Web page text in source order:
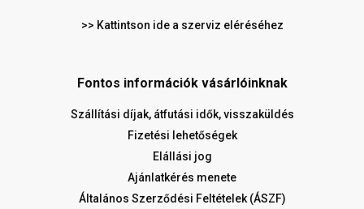
>> Kattintson ide a szerviz eléréséhez
Fontos információk vásárlóinknak
Szállítási díjak, átfutási idők, visszaküldés
Fizetési lehetőségek
Elállási jog
Ajánlatkérés menete
Általános Szerződési Feltételek (ÁSZF)